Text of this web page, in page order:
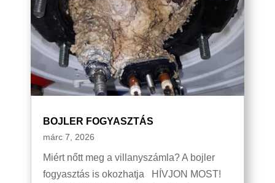
BOJLER FOGYASZTÁS
márc 7, 2026
Miért nőtt meg a villanyszámla? A bojler
fogyasztás is okozhatja HÍVJON MOST!